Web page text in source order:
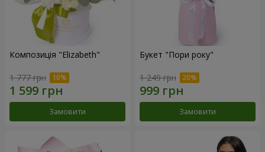
Композиція "Elizabeth"
1 777 грн
Замовити
Букет "Пори року"
1 249 грн
Замовити